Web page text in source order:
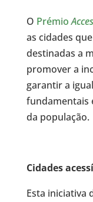
O Prémio
as cidades
destinadas a
promover a
garantir a
fundamentais
da população.
Cidades
Esta iniciativa